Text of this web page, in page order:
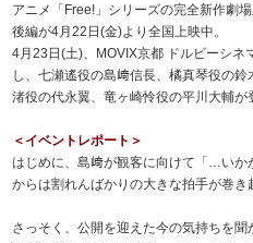
アニメ「Free!」シリーズの完全新作劇
後編が4月22日(金)より全国上映中。
4月23日(土)、MOVIX京都 ドルビーシ
し、七瀬遙役の島﨑信長、橘真琴役の
渚役の代永翼、竜ヶ崎怜役の平川大輔が
＜イベントレポート＞
はじめに、島﨑が観客に向けて「…いか
からは割れんばかりの大きな拍手が巻き
さっそく、公開を迎えた今の気持ちを聞